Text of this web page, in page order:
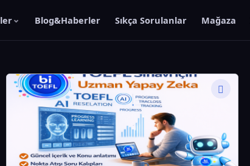
Blog&Haberler Sıkça Sorulanlar Mağaza